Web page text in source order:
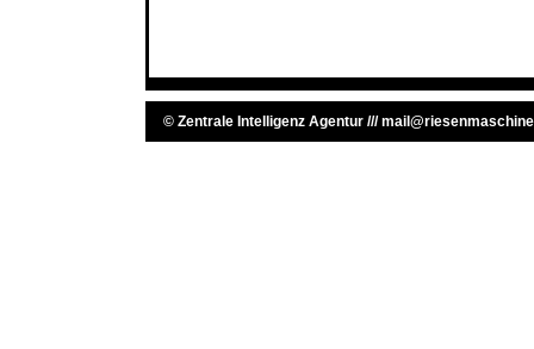
© Zentrale Intelligenz Agentur ///